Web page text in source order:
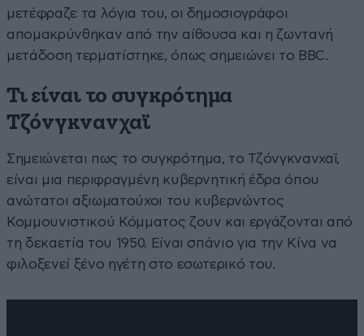
μετέφραζε τα λόγια του, οι δημοσιογράφοι
απομακρύνθηκαν από την αίθουσα και η ζωντανή
μετάδοση τερματίστηκε, όπως σημειώνει το BBC.
Τι είναι το συγκρότημα
Τζόνγκνανχαϊ
Σημειώνεται πως το συγκρότημα, το Τζόνγκνανχαϊ,
είναι μια περιφραγμένη κυβερνητική έδρα όπου
ανώτατοι αξιωματούχοι του κυβερνώντος
Κομμουνιστικού Κόμματος ζουν και εργάζονται από
τη δεκαετία του 1950. Είναι σπάνιο για την Κίνα να
φιλοξενεί ξένο ηγέτη στο εσωτερικό του.